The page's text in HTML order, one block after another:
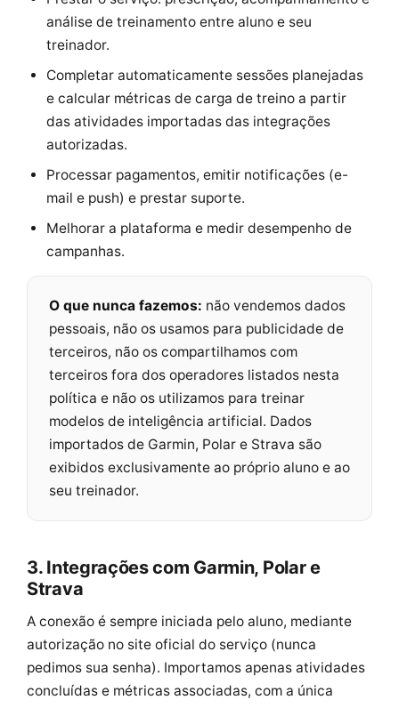
análise de treinamento entre aluno e seu
treinador.
Completar automaticamente sessões planejadas
e calcular métricas de carga de treino a partir
das atividades importadas das integrações
autorizadas.
Processar pagamentos, emitir notificações (e-
mail e push) e prestar suporte.
Melhorar a plataforma e medir desempenho de
campanhas.
O que nunca fazemos: não vendemos dados
pessoais, não os usamos para publicidade de
terceiros, não os compartilhamos com
terceiros fora dos operadores listados nesta
política e não os utilizamos para treinar
modelos de inteligência artificial. Dados
importados de Garmin, Polar e Strava são
exibidos exclusivamente ao próprio aluno e ao
seu treinador.
3. Integrações com Garmin, Polar e
Strava
A conexão é sempre iniciada pelo aluno, mediante
autorização no site oficial do serviço (nunca
pedimos sua senha). Importamos apenas atividades
concluídas e métricas associadas, com a única